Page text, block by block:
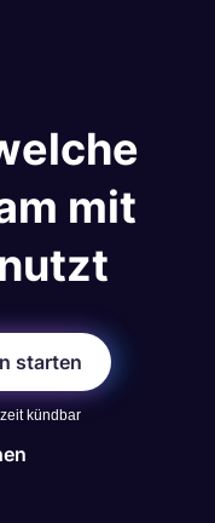
mit
starten
kündbar